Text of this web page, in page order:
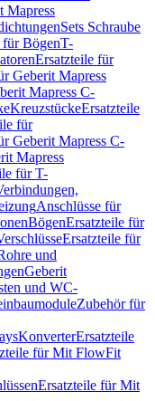
Mapress
Sets Schraube
für BögenT-
Ersatzteile für
Geberit Mapress
Mapress C-
KreuzstückeErsatzteile
für
Geberit Mapress C-
Mapress
für T-
Anschlüsse für
BögenErsatzteile für
Ersatzteile für
und
Geberit
und WC-
Zubehör für
KonverterErsatzteile
für Mit FlowFit
Ersatzteile für Mit